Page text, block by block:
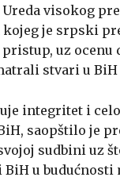
visokog
je srpski
uz ocenu
stvari u
integritet i
saopštilo je
sudbini uz
u